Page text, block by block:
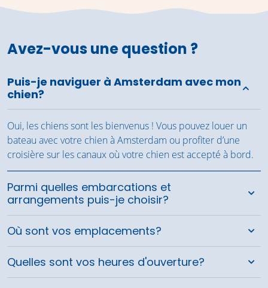
Avez-vous une question ?
Puis-je naviguer à Amsterdam avec mon
chien?
Oui, les chiens sont les bienvenus ! Vous pouvez louer un
bateau avec votre chien à Amsterdam ou profiter d’une
croisière sur les canaux où votre chien est accepté à bord.
Parmi quelles embarcations et
arrangements puis-je choisir?
Où sont vos emplacements?
Quelles sont vos heures d'ouverture?